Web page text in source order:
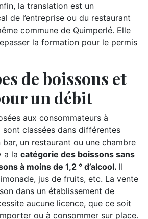
la translation est un
de l’entreprise ou du restaurant
commune de Quimperlé. Elle
la formation pour le permis
de boissons et
un débit
aux consommateurs à
classées dans différentes
un restaurant ou une chambre
a la catégorie des boissons sans
à moins de 1,2 ° d’alcool. Il
jus de fruits, etc. La vente
dans un établissement de
aucune licence, que ce soit
ou à consommer sur place.